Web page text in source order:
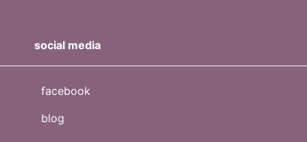
social media
facebook
blog